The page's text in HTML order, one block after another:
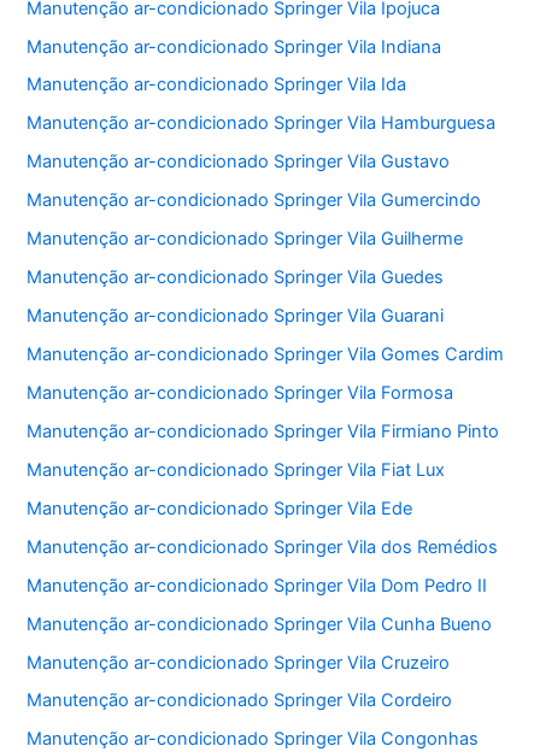
Manutenção ar-condicionado Springer Vila Ipojuca
Manutenção ar-condicionado Springer Vila Indiana
Manutenção ar-condicionado Springer Vila Ida
Manutenção ar-condicionado Springer Vila Hamburguesa
Manutenção ar-condicionado Springer Vila Gustavo
Manutenção ar-condicionado Springer Vila Gumercindo
Manutenção ar-condicionado Springer Vila Guilherme
Manutenção ar-condicionado Springer Vila Guedes
Manutenção ar-condicionado Springer Vila Guarani
Manutenção ar-condicionado Springer Vila Gomes Cardim
Manutenção ar-condicionado Springer Vila Formosa
Manutenção ar-condicionado Springer Vila Firmiano Pinto
Manutenção ar-condicionado Springer Vila Fiat Lux
Manutenção ar-condicionado Springer Vila Ede
Manutenção ar-condicionado Springer Vila dos Remédios
Manutenção ar-condicionado Springer Vila Dom Pedro II
Manutenção ar-condicionado Springer Vila Cunha Bueno
Manutenção ar-condicionado Springer Vila Cruzeiro
Manutenção ar-condicionado Springer Vila Cordeiro
Manutenção ar-condicionado Springer Vila Congonhas